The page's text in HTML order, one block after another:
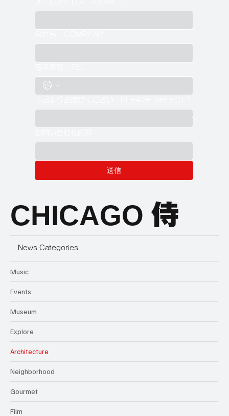
送信
CHICAGO 侍
News Categories
Music
Events
Museum
Explore
Architecture
Neighborhood
Gourmet
Film